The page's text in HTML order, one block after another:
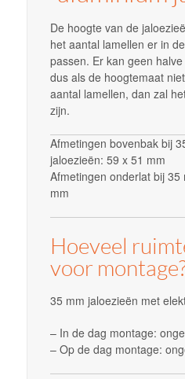
De hoogte van de
het aantal lamellen er in
passen. Er kan geen
dus als de hoogtemaat
aantal lamellen, dan zal
zijn.
Afmetingen bovenbak bij
jaloezieën: 59 x 51 mm
Afmetingen onderlat bij
mm
Hoeveel
voor
35 mm jaloezieën met
– In de dag montage:
– Op de dag montage: